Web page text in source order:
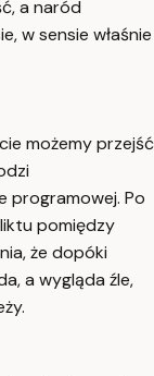
a naród
w sensie właśnie
możemy przejść
programowej. Po
pomiędzy
że dopóki
a wygląda źle,